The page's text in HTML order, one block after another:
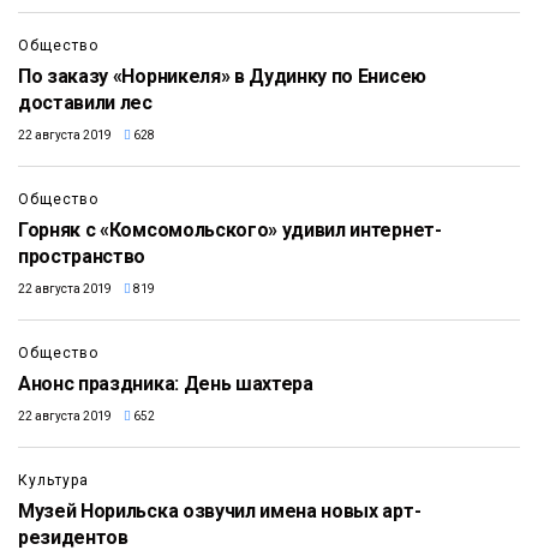
Общество
По заказу «Норникеля» в Дудинку по Енисею
доставили лес
22 августа 2019 628
1:42
Общество
Горняк с «Комсомольского» удивил интернет-
пространство
22 августа 2019 819
Общество
Анонс праздника: День шахтера
22 августа 2019 652
Культура
Музей Норильска озвучил имена новых арт-
резидентов